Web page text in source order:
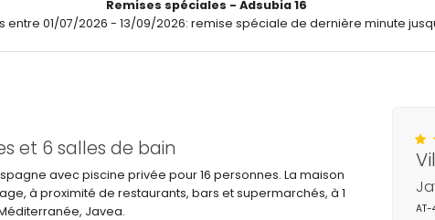
Remises spéciales - Adsubia 16
entre 01/07/2026 - 13/09/2026: remise spéciale de dernière minute
et 6 salles de bain
avec piscine privée pour 16 personnes. La maison
à proximité de restaurants, bars et supermarchés, à 1
Javea.